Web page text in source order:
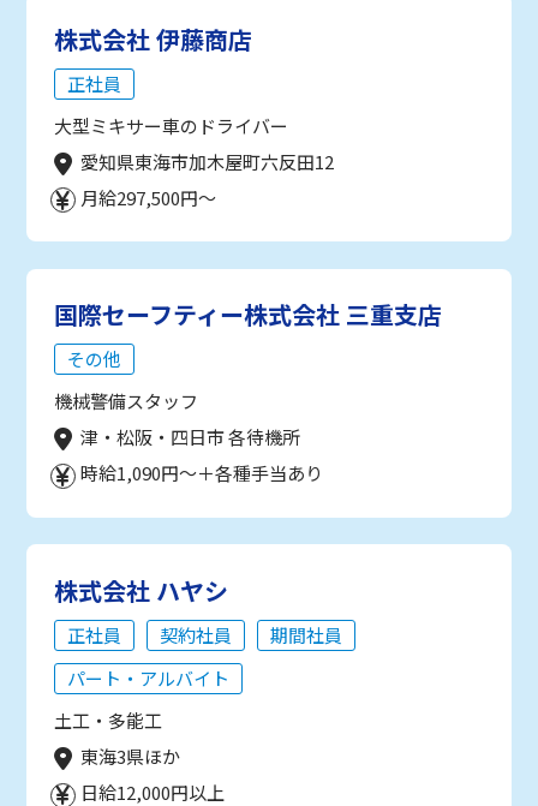
株式会社 伊藤商店
正社員
大型ミキサー車のドライバー
愛知県東海市加木屋町六反田12
月給297,500円～
国際セーフティー株式会社 三重支店
その他
機械警備スタッフ
津・松阪・四日市 各待機所
時給1,090円～＋各種手当あり
株式会社 ハヤシ
正社員 契約社員
期間社員
パート・アルバイト
土工・多能工
東海3県ほか
日給12,000円以上